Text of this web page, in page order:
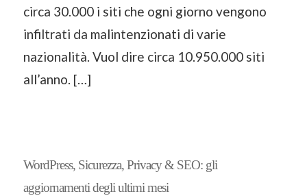
circa 30.000 i siti che ogni giorno vengono
infiltrati da malintenzionati di varie
nazionalità. Vuol dire circa 10.950.000 siti
all’anno. […]
WordPress, Sicurezza, Privacy & SEO: gli
aggiornamenti degli ultimi mesi